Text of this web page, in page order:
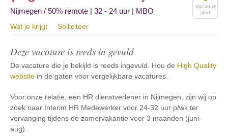
Vacature
alert
Nijmegen / 50% remote | 32 - 24 uur | MBO
Wat je krijgt Solliciteer
Deze vacature is reeds in gevuld
De vacature die je bekijkt is reeds ingevuld. Hou de High Quality
website in de gaten voor vergelijkbare vacatures.
Voor onze relatie, een HR dienstverlener in Nijmegen, zijn wij op
zoek naar Interim HR Medewerker voor 24-32 uur p/wk ter
vervanging tijdens de zomervakantie voor 3 maanden (juni-
aug).